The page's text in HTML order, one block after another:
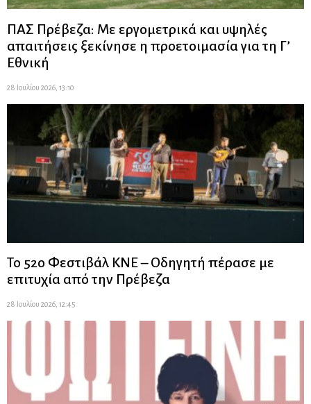
ΠΑΣ Πρέβεζα: Με εργομετρικά και υψηλές
απαιτήσεις ξεκίνησε η προετοιμασία για τη Γ’
Εθνική
28 Ιουλίου 2026, 13:10
Το 52ο Φεστιβάλ ΚΝΕ – Οδηγητή πέρασε με
επιτυχία από την Πρέβεζα
28 Ιουλίου 2026, 12:45